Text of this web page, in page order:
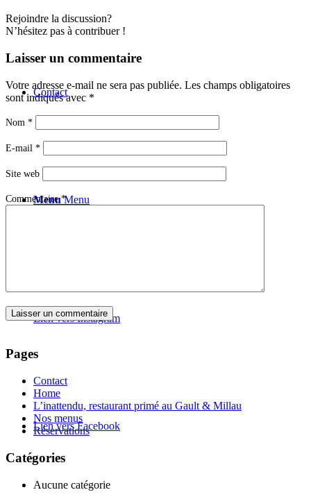
Contact
Menu Menu
Lien vers Instagram
Lien vers Facebook
Rejoindre la discussion?
N’hésitez pas à contribuer !
Laisser un commentaire
Votre adresse e-mail ne sera pas publiée. Les champs obligatoires
sont indiqués avec *
Nom *
E-mail *
Site web
Commentaire*
Pages
Contact
Home
L’inattendu, restaurant primé au Gault & Millau
Nos menus
Réservations
Catégories
Aucune catégorie